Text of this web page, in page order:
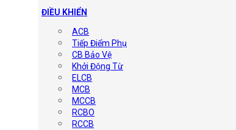
ĐIỀU KHIỂN
ACB
Tiếp Điểm Phụ
CB Bảo Vệ
Khởi Động Từ
ELCB
MCB
MCCB
RCBO
RCCB